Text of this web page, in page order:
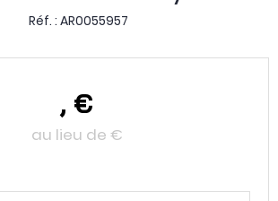
Réf. : AR0055957
, €
au lieu de €